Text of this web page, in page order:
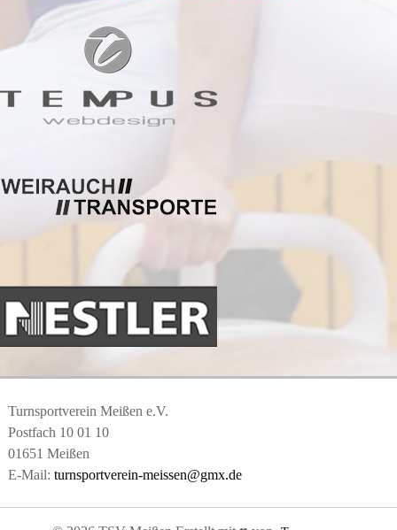
Turnsportverein Meißen e.V.
Postfach 10 01 10
01651 Meißen
E-Mail: turnsportverein-meissen@gmx.de